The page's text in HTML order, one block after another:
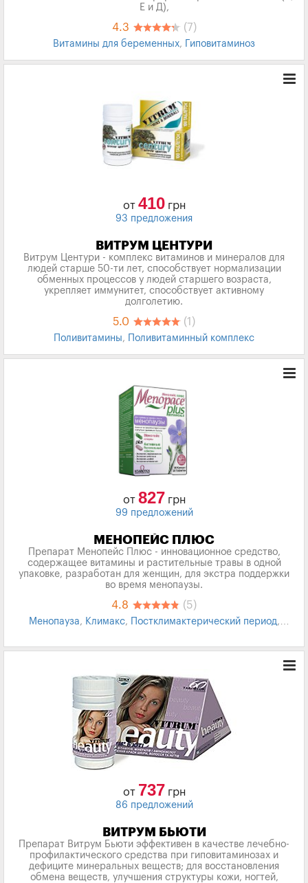
Е и Д),
4.3 (7)
Витамины для беременных, Гиповитаминоз
от 410грн
93 предложения
ВИТРУМ ЦЕНТУРИ
Витрум Центури - комплекс витаминов и минералов для
людей старше 50-ти лет, способствует нормализации
обменных процессов у людей старшего возраста,
укрепляет иммунитет, способствует активному
долголетию.
5.0 (1)
Поливитамины, Поливитаминный комплекс
от 827 грн
99 предложений
МЕНОПЕЙС ПЛЮС
Препарат Менопейс Плюс - инновационное средство,
содержащее витамины и растительные травы в одной
упаковке, разработан для женщин, для экстра поддержки
во время менопаузы.
4.8 (5)
Менопауза, Климакс, Постклимактерический период,
от 737 грн
86 предложений
ВИТРУМ БЬЮТИ
Препарат Витрум Бьюти эффективен в качестве лечебно-
профилактического средства при гиповитаминозах и
дефиците минеральных веществ; для восстановления
обмена веществ, улучшения структуры кожи, ногтей,